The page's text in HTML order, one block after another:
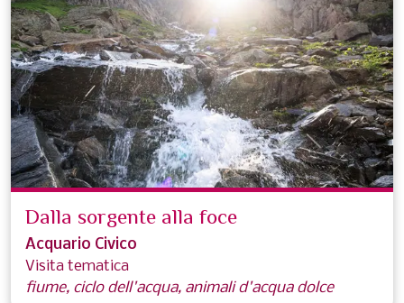
Dalla sorgente alla foce
Acquario Civico
Visita tematica
fiume, ciclo dell'acqua, animali d'acqua dolce